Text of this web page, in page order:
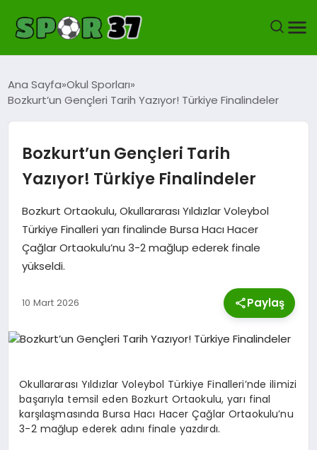
YEREL FUTBOL
BASKETBOL
VOLEYBOL
HENTBOL
Ana Sayfa Okul Sporları
Bozkurt’un Gençleri Tarih Yazıyor! Türkiye Finalindeler
Bozkurt’un Gençleri Tarih
Yazıyor! Türkiye Finalindeler
Bozkurt Ortaokulu, Okullararası Yıldızlar Voleybol
Türkiye Finalleri yarı finalinde Bursa Hacı Hacer
Çağlar Ortaokulu’nu 3-2 mağlup ederek finale
yükseldi.
10 Mart 2026 Paylaş
Okullararası Yıldızlar Voleybol Türkiye Finalleri’nde ilimizi
başarıyla temsil eden Bozkurt Ortaokulu, yarı final
karşılaşmasında Bursa Hacı Hacer Çağlar Ortaokulu’nu
3-2 mağlup ederek adını finale yazdırdı.